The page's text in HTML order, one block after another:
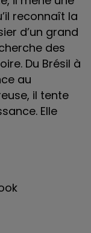
reconnaît la
d’un grand
des
Du Brésil à
au
il tente
Elle